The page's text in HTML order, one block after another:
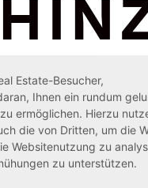
Pflegeimmobilienin Ansbach
zu kontaktieren. Wir stehen
zu unterstützen.
oder 0172 5113879 – wir
inPflegeimmobilien
Estate-Besucher,
Ihnen ein rundum
ermöglichen. Hierzu
die von Dritten, um die
Websitenutzung zu
zu unterstützen.